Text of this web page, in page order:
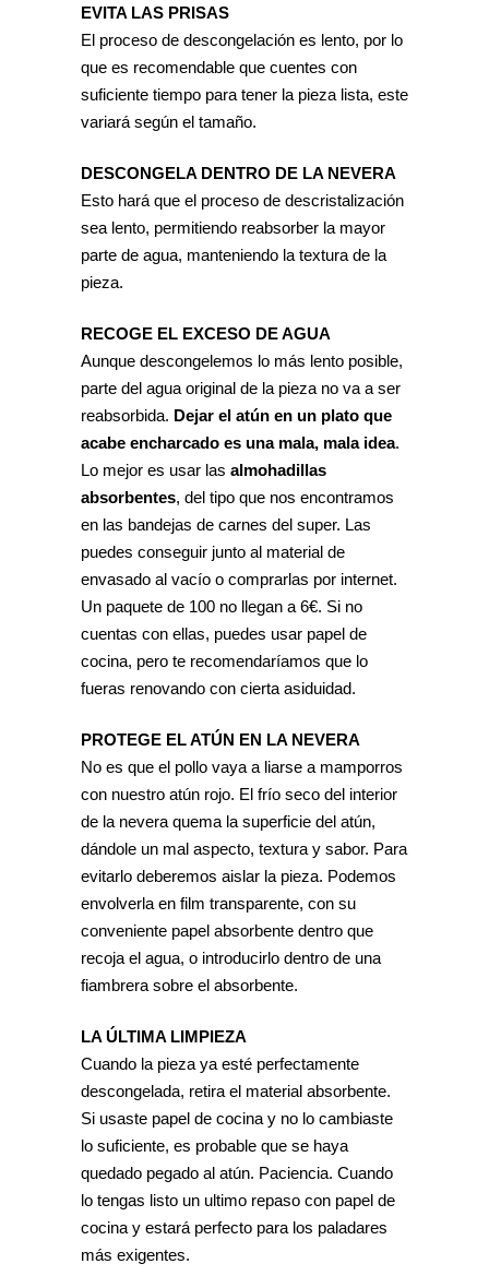
EVITA LAS PRISAS
El proceso de descongelación es lento, por lo
que es recomendable que cuentes con
suficiente tiempo para tener la pieza lista, este
variará según el tamaño.
DESCONGELA DENTRO DE LA NEVERA
Esto hará que el proceso de descristalización
sea lento, permitiendo reabsorber la mayor
parte de agua, manteniendo la textura de la
pieza.
RECOGE EL EXCESO DE AGUA
Aunque descongelemos lo más lento posible,
parte del agua original de la pieza no va a ser
reabsorbida. Dejar el atún en un plato que
acabe encharcado es una mala, mala idea.
Lo mejor es usar las almohadillas
absorbentes, del tipo que nos encontramos
en las bandejas de carnes del super. Las
puedes conseguir junto al material de
envasado al vacío o comprarlas por internet.
Un paquete de 100 no llegan a 6€. Si no
cuentas con ellas, puedes usar papel de
cocina, pero te recomendaríamos que lo
fueras renovando con cierta asiduidad.
PROTEGE EL ATÚN EN LA NEVERA
No es que el pollo vaya a liarse a mamporros
con nuestro atún rojo. El frío seco del interior
de la nevera quema la superficie del atún,
dándole un mal aspecto, textura y sabor. Para
evitarlo deberemos aislar la pieza. Podemos
envolverla en film transparente, con su
conveniente papel absorbente dentro que
recoja el agua, o introducirlo dentro de una
fiambrera sobre el absorbente.
LA ÚLTIMA LIMPIEZA
Cuando la pieza ya esté perfectamente
descongelada, retira el material absorbente.
Si usaste papel de cocina y no lo cambiaste
lo suficiente, es probable que se haya
quedado pegado al atún. Paciencia. Cuando
lo tengas listo un ultimo repaso con papel de
cocina y estará perfecto para los paladares
más exigentes.